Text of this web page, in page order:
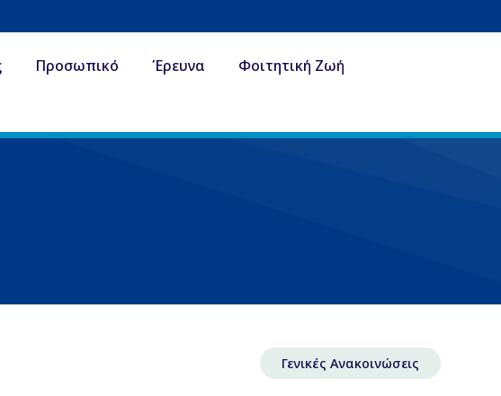
Προσωπικό Έρευνα
Φοιτητική Ζωή
Γενικές Ανακοινώσεις